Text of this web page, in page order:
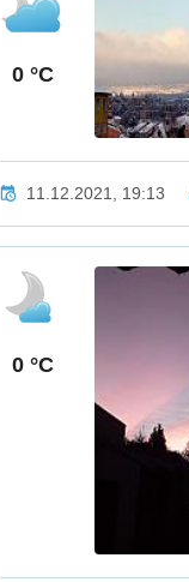
0 °C
11.12.2021, 19:13
0 °C